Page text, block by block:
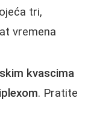
tri,
vremena
kvascima
. Pratite